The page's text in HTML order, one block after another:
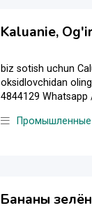
Kaluanie,
biz sotish uchun
oksidlovchidan
4844129
Бананы